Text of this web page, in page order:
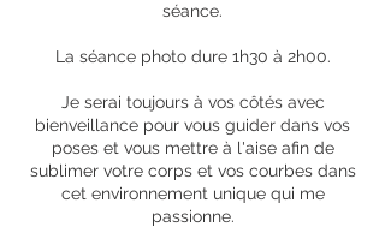
séance.
La séance photo dure 1h30 à 2h00.
Je serai toujours à vos côtés avec
bienveillance pour vous guider dans vos
poses et vous mettre à l'aise afin de
sublimer votre corps et vos courbes dans
cet environnement unique qui me
passionne.